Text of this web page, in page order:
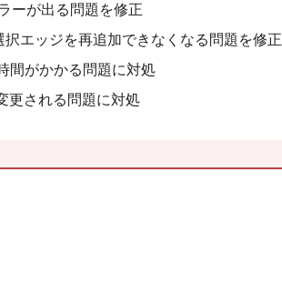
ーが出る問題を修正
エッジを再追加できなくなる問題を修正
間がかかる問題に対処
更される問題に対処